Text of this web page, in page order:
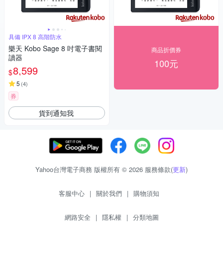
具備 IPX 8 高階防水
樂天 Kobo Sage 8 吋電子書閱
讀器
$8,599
5 (4)
券
貨到通知我
商品折價券
100元
Yahoo台灣電子商務 版權所有 © 2026 服務條款(更新)
客服中心 | 關於我們 | 購物須知
網路安全 | 隱私權 | 分類地圖